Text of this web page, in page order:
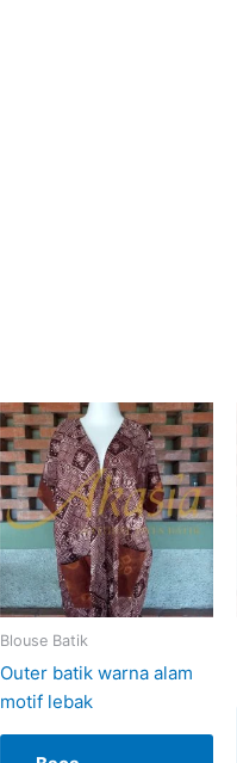
Blouse Batik
Outer batik warna alam
motif lebak